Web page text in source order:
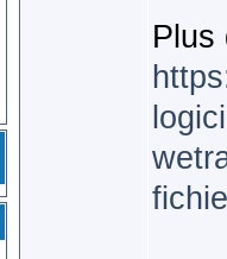
Plus